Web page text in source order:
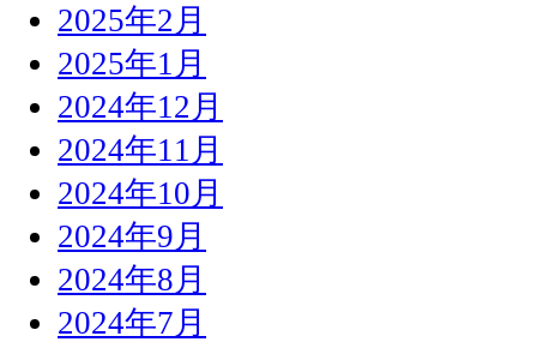
2025年2月
2025年1月
2024年12月
2024年11月
2024年10月
2024年9月
2024年8月
2024年7月